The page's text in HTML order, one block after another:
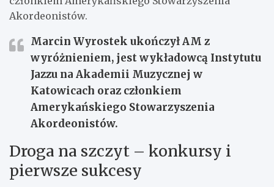
Akordeonistów.
Marcin Wyrostek ukończył AM z
wyróżnieniem, jest wykładowcą Instytutu
Jazzu na Akademii Muzycznej w
Katowicach oraz członkiem
Amerykańskiego Stowarzyszenia
Akordeonistów.
Droga na szczyt – konkursy i
pierwsze sukcesy